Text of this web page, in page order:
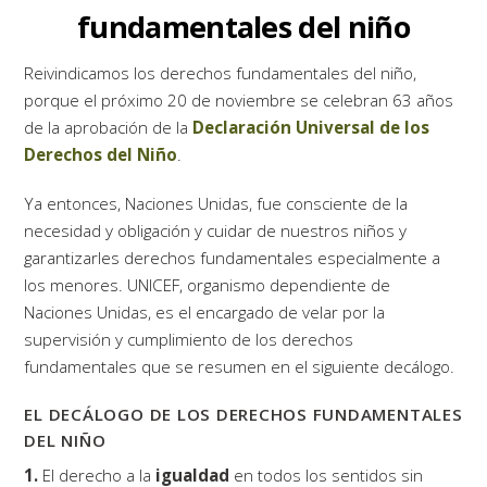
fundamentales del niño
Reivindicamos los derechos fundamentales del niño,
porque el próximo 20 de noviembre se celebran 63 años
de la aprobación de la Declaración Universal de los
Derechos del Niño
Ya entonces, Naciones Unidas, fue consciente de la
necesidad y obligación y cuidar de nuestros niños y
garantizarles derechos fundamentales especialmente a
los menores. UNICEF, organismo dependiente de
Naciones Unidas, es el encargado de velar por la
supervisión y cumplimiento de los derechos
fundamentales que se resumen en el siguiente decálogo.
EL DECÁLOGO DE LOS DERECHOS FUNDAMENTALES
DEL NIÑO
1. El derecho a la igualdad en todos los sentidos sin